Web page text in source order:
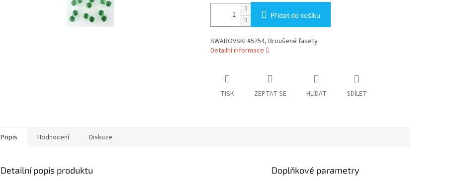
Přidat do košíku
SWAROVSKI #5754, Broušené fasety
Detailní informace
TISK ZEPTAT SE HLÍDAT SDÍLET
Popis Hodnocení Diskuze
Detailní popis produktu Doplňkové parametry